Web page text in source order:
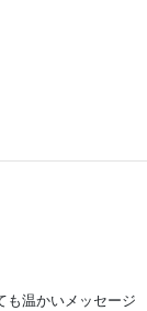
も温かいメッセージ